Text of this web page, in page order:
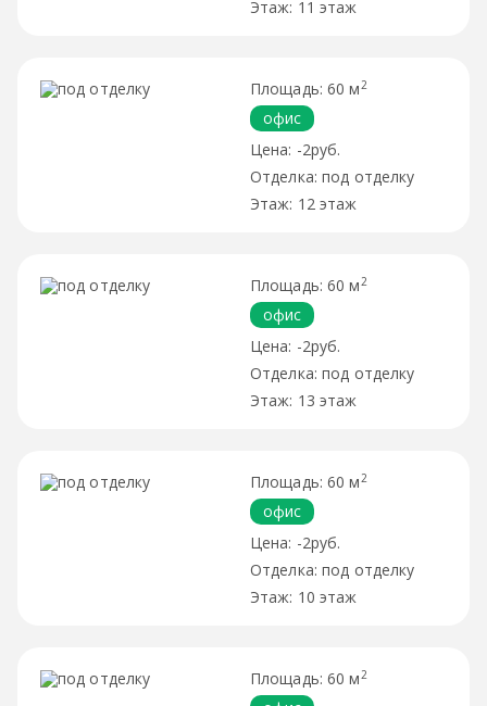
11 этаж
60 м 2
офис
-2руб.
под отделку
12 этаж
60 м 2
офис
-2руб.
под отделку
13 этаж
60 м 2
офис
-2руб.
под отделку
10 этаж
60 м 2